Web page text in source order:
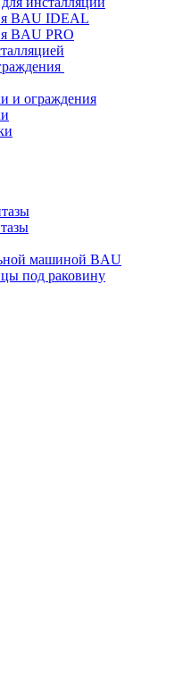
BAU IDEAL
BAU PRO
и ограждения
машиной BAU
под раковину